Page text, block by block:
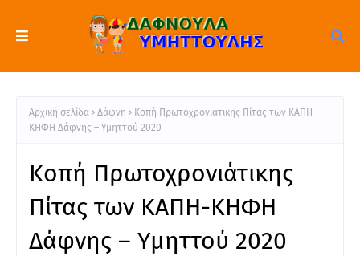
Αρχική σελίδα Δάφνη
Κοπή Πρωτοχρονιάτικης Πίτας των ΚΑΠΗ-
ΚΗΦΗ Δάφνης – Υμηττού 2020
Κοπή Πρωτοχρονιάτικης
Πίτας των ΚΑΠΗ-ΚΗΦΗ
Δάφνης – Υμηττού 2020